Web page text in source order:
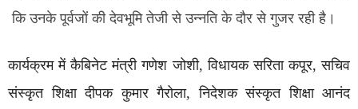
कि उनके पूर्वजों की देवभूमि तेजी से उन्नति के दौर से गुजर रही है।
कार्यक्रम में कैबिनेट मंत्री गणेश जोशी, विधायक सरिता कपूर, सचिव
संस्कृत शिक्षा दीपक कुमार गैरोला, निदेशक संस्कृत शिक्षा आनंद